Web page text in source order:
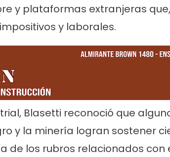
y plataformas extranjeras
y laborales.
Blasetti reconoció que
y la minería logran sostener
de los rubros relacionados con